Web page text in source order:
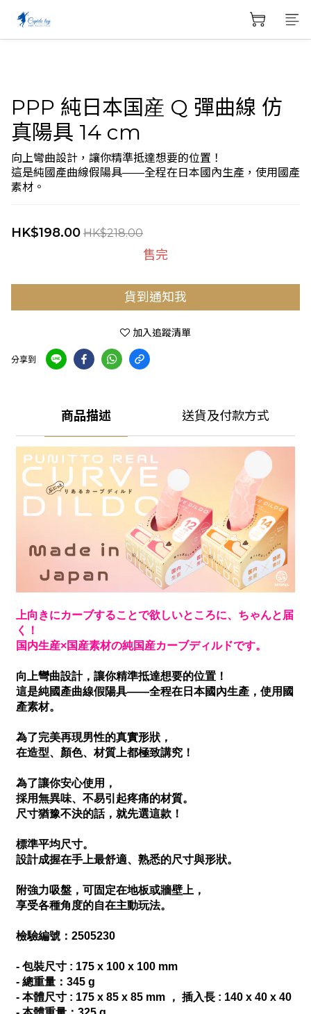
PPP 純日本国産 Q 彈曲線 仿
真陽具 14 cm
向上彎曲設計，讓你精準抵達想要的位置！
這是純國產曲線假陽具——全程在日本國內生產，使用國產
素材。
HK$198.00 HK$218.00
售完
貨到通知我
加入追蹤清單
分享到
商品描述 送貨及付款方式
上向きにカーブすることで欲しいところに、ちゃんと届
く！
国内生産×国産素材の純国産カーブディルドです。
向上彎曲設計，讓你精準抵達想要的位置！
這是純國產曲線假陽具——全程在日本國內生產，使用國
產素材。
為了完美再現男性的真實形狀，
在造型、顏色、材質上都極致講究！
為了讓你安心使用，
採用無異味、不易引起疼痛的材質。
尺寸猶豫不決的話，就先選這款！
標準平均尺寸。
設計成握在手上最舒適、熟悉的尺寸與形狀。
附強力吸盤，可固定在地板或牆壁上，
享受各種角度的自在主動玩法。
檢驗編號：2505230
- 包裝尺寸 : 175 x 100 x 100 mm
- 總重量：345 g
- 本體尺寸 : 175 x 85 x 85 mm ， 插入長 : 140 x 40 x 40